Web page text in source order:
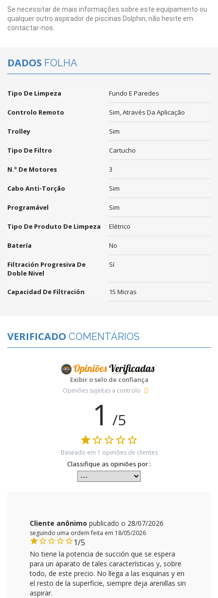
Se necessitar de mais informações sobre este equipamento ou
qualquer outro aspirador de piscinas Dolphin, não hesite em
contactar-nos.
DADOS FOLHA
Tipo De Limpeza Fundo E Paredes
Controlo Remoto Sim, Através Da Aplicação
Trolley Sim
Tipo De Filtro Cartucho
N.º De Motores 3
Cabo Anti-Torção Sim
Programável Sim
Tipo De Produto De Limpeza Elétrico
Batería No
Filtración Progresiva De
Doble Nivel
Sí
Capacidad De Filtración 15 Micras
VERIFICADO COMENTÁRIOS
Exibir o selo de confiança
Opiniões sujeitas a controlo
1 /5
Baseado em 1 opiniões de clientes
Classifique as opiniões por :
Cliente anônimopublicado o 28/07/2026
seguindo uma ordem feita em 18/05/2026
1/5
No tiene la potencia de succión que se espera
para un aparato de tales características y, sobre
todo, de este precio. No llega a las esquinas y en
el resto de la superficie, siempre deja arenillas sin
aspirar.